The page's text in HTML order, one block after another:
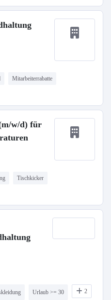
Mitarbeiterrabatte
w/d) für
Tischkicker
Urlaub >= 30 2